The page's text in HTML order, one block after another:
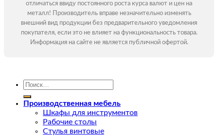
отличаться ввиду постоянного роста курса валют и цен на
металл! Производитель вправе незначительно изменять
внешний вид продукции без предварительного уведомления
покупателя, если это не влияет на функциональность товара.
Информация на сайте не является публичной офертой.
Искать:
Производственная мебель
Шкафы для инструментов
Рабочие столы
Стулья винтовые